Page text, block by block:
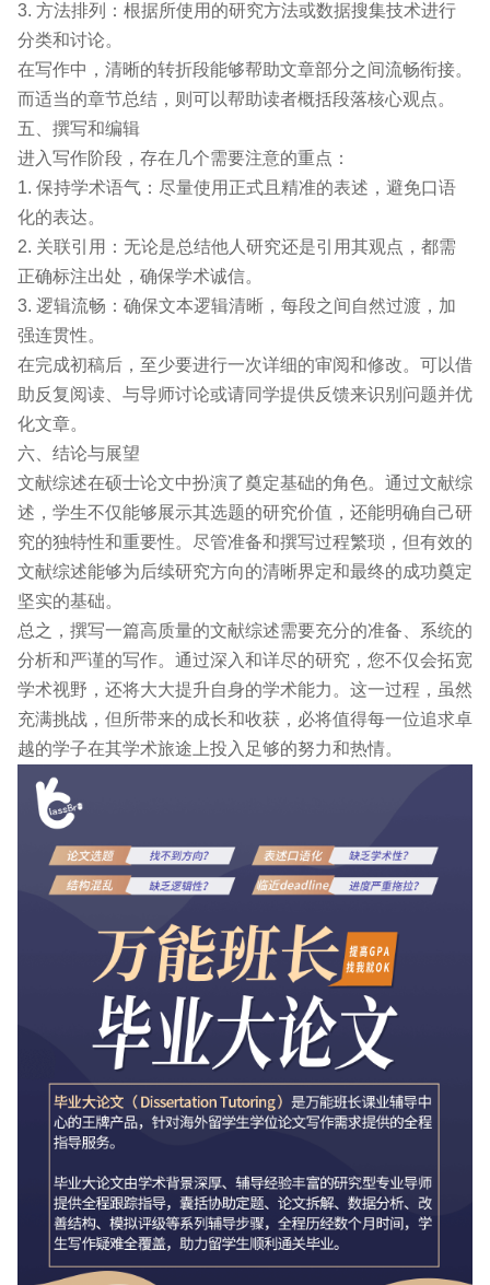
3. 方法排列：根据所使用的研究方法或数据搜集技术进行
分类和讨论。
在写作中，清晰的转折段能够帮助文章部分之间流畅衔接。
而适当的章节总结，则可以帮助读者概括段落核心观点。
五、撰写和编辑
进入写作阶段，存在几个需要注意的重点：
1. 保持学术语气：尽量使用正式且精准的表述，避免口语
化的表达。
2. 关联引用：无论是总结他人研究还是引用其观点，都需
正确标注出处，确保学术诚信。
3. 逻辑流畅：确保文本逻辑清晰，每段之间自然过渡，加
强连贯性。
在完成初稿后，至少要进行一次详细的审阅和修改。可以借
助反复阅读、与导师讨论或请同学提供反馈来识别问题并优
化文章。
六、结论与展望
文献综述在硕士论文中扮演了奠定基础的角色。通过文献综
述，学生不仅能够展示其选题的研究价值，还能明确自己研
究的独特性和重要性。尽管准备和撰写过程繁琐，但有效的
文献综述能够为后续研究方向的清晰界定和最终的成功奠定
坚实的基础。
总之，撰写一篇高质量的文献综述需要充分的准备、系统的
分析和严谨的写作。通过深入和详尽的研究，您不仅会拓宽
学术视野，还将大大提升自身的学术能力。这一过程，虽然
充满挑战，但所带来的成长和收获，必将值得每一位追求卓
越的学子在其学术旅途上投入足够的努力和热情。